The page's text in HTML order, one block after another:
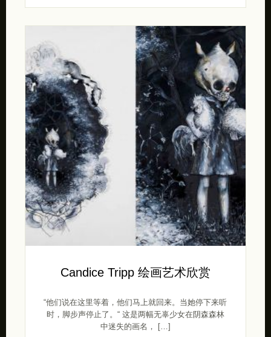
Candice Tripp 绘画艺术欣赏
“他们说在这里等着，他们马上就回来。当她停下来听
时，脚步声停止了。“ 这是两幅无辜少女在阴森森林
中迷失的画名， […]